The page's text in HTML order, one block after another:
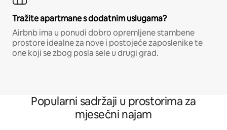
Tražite apartmane s dodatnim uslugama?
Airbnb ima u ponudi dobro opremljene stambene
prostore idealne za nove i postojeće zaposlenike te
one koji se zbog posla sele u drugi grad.
Popularni sadržaji u prostorima za
mjesečni najam